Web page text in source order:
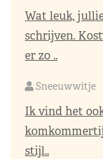
Wat leuk,
schrijven.
er zo ..
Sneeuwwitje
Ik vind het
stijl..